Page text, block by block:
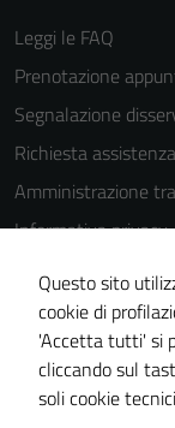
Leggi le FAQ
Prenotazione
Segnalazione
Richiesta assistenza
Amministrazione
Informativa privacy
Cookie Policy
Note legali
Dichiarazione di
Piano di
Questo sito
cookie di
'Accetta tutti' si
cliccando sul
soli cookie